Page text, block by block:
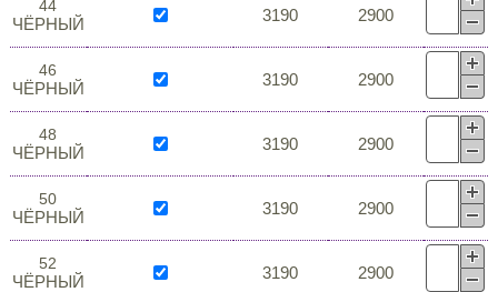
44
ЧЁРНЫЙ 3190 2900
46
ЧЁРНЫЙ 3190 2900
48
ЧЁРНЫЙ 3190 2900
50
ЧЁРНЫЙ 3190 2900
52
ЧЁРНЫЙ 3190 2900